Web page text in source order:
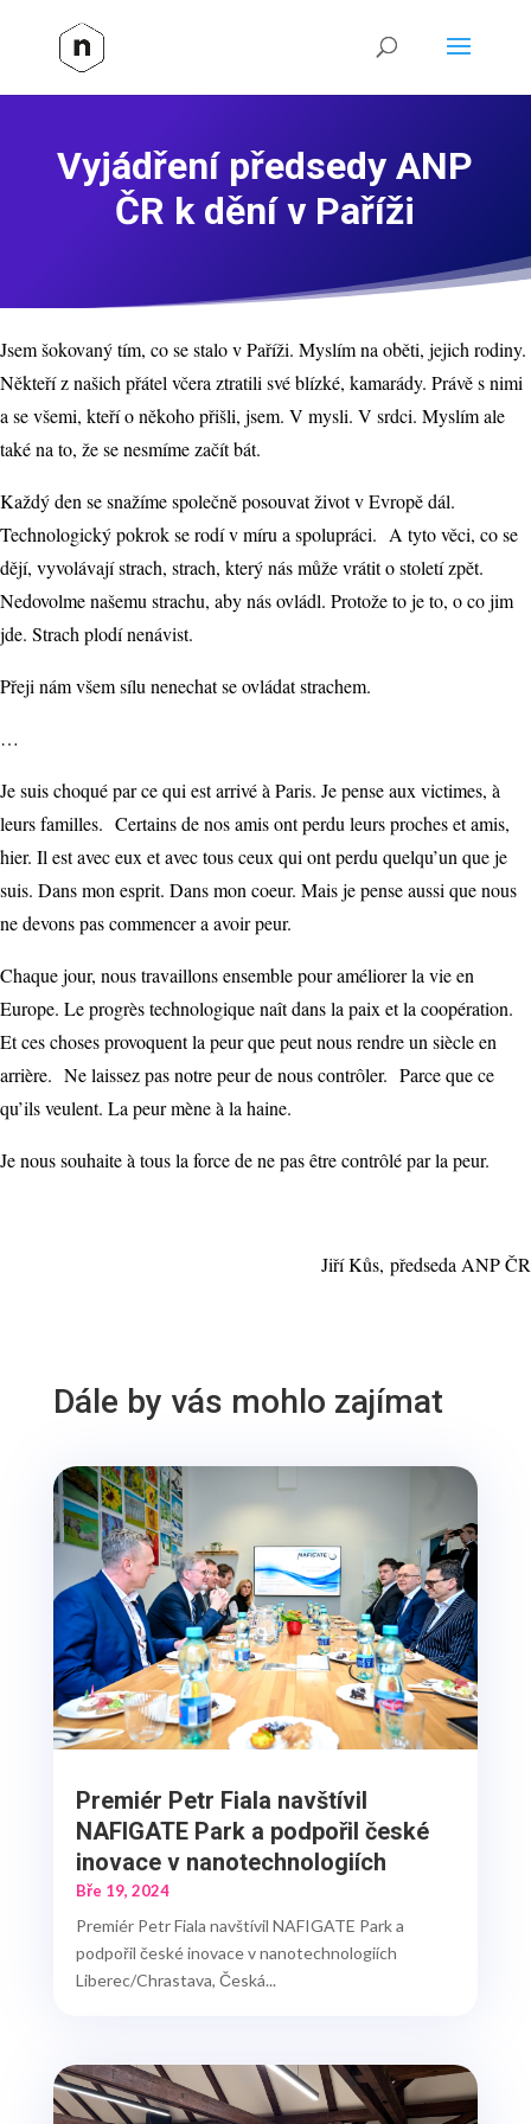
Vyjádření předsedy ANP
ČR k dění v Paříži
Jsem šokovaný tím, co se stalo v Paříži. Myslím na oběti, jejich rodiny.
Někteří z našich přátel včera ztratili své blízké, kamarády. Právě s nimi
a se všemi, kteří o někoho přišli, jsem. V mysli. V srdci. Myslím ale
také na to, že se nesmíme začít bát.
Každý den se snažíme společně posouvat život v Evropě dál.
Technologický pokrok se rodí v míru a spolupráci. A tyto věci, co se
dějí, vyvolávají strach, strach, který nás může vrátit o století zpět.
Nedovolme našemu strachu, aby nás ovládl. Protože to je to, o co jim
jde. Strach plodí nenávist.
Přeji nám všem sílu nenechat se ovládat strachem.
…
Je suis choqué par ce qui est arrivé à Paris. Je pense aux victimes, à
leurs familles. Certains de nos amis ont perdu leurs proches et amis,
hier. Il est avec eux et avec tous ceux qui ont perdu quelqu’un que je
suis. Dans mon esprit. Dans mon coeur. Mais je pense aussi que nous
ne devons pas commencer a avoir peur.
Chaque jour, nous travaillons ensemble pour améliorer la vie en
Europe. Le progrès technologique naît dans la paix et la coopération.
Et ces choses provoquent la peur que peut nous rendre un siècle en
arrière. Ne laissez pas notre peur de nous contrôler. Parce que ce
qu’ils veulent. La peur mène à la haine.
Je nous souhaite à tous la force de ne pas être contrôlé par la peur.
Jiří Kůs, předseda ANP ČR
Dále by vás mohlo zajímat
Premiér Petr Fiala navštívil
NAFIGATE Park a podpořil české
inovace v nanotechnologiích
Bře 19, 2024
Premiér Petr Fiala navštívil NAFIGATE Park a
podpořil české inovace v nanotechnologiích
Liberec/Chrastava, Česká...